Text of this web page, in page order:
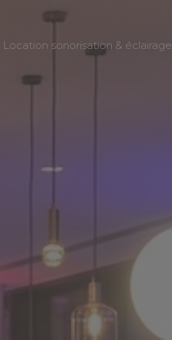
Location sonorisation & éclairage